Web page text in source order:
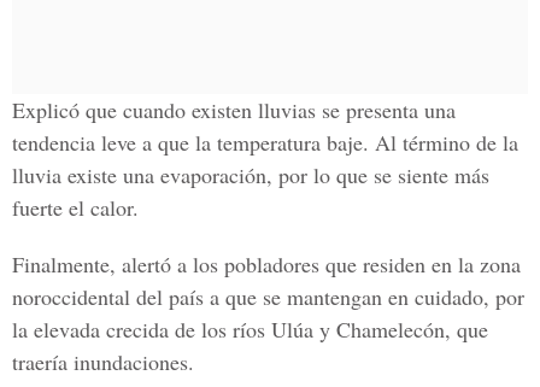
Explicó que cuando existen lluvias se presenta una
tendencia leve a que la temperatura baje. Al término de la
lluvia existe una evaporación, por lo que se siente más
fuerte el calor.
Finalmente, alertó a los pobladores que residen en la zona
noroccidental del país a que se mantengan en cuidado, por
la elevada crecida de los ríos Ulúa y Chamelecón, que
traería inundaciones.